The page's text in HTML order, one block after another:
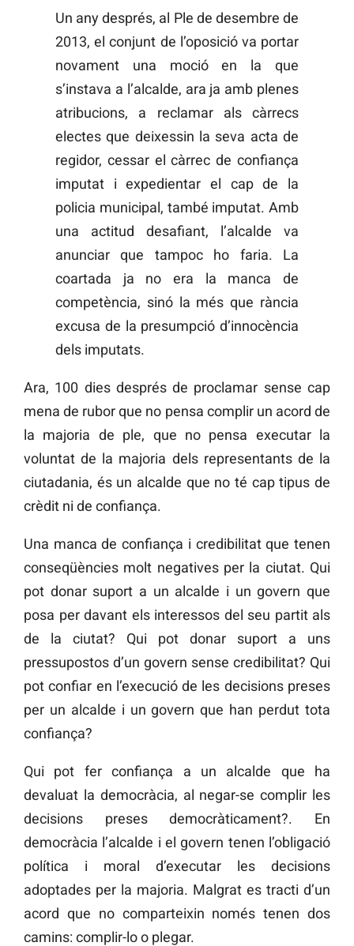
Un any després, al Ple de desembre de
2013, el conjunt de l’oposició va portar
novament una moció en la que
s’instava a l’alcalde, ara ja amb plenes
atribucions, a reclamar als càrrecs
electes que deixessin la seva acta de
regidor, cessar el càrrec de confiança
imputat i expedientar el cap de la
policia municipal, també imputat. Amb
una actitud desafiant, l’alcalde va
anunciar que tampoc ho faria. La
coartada ja no era la manca de
competència, sinó la més que rància
excusa de la presumpció d’innocència
dels imputats.
Ara, 100 dies després de proclamar sense cap
mena de rubor que no pensa complir un acord de
la majoria de ple, que no pensa executar la
voluntat de la majoria dels representants de la
ciutadania, és un alcalde que no té cap tipus de
crèdit ni de confiança.
Una manca de confiança i credibilitat que tenen
conseqüències molt negatives per la ciutat. Qui
pot donar suport a un alcalde i un govern que
posa per davant els interessos del seu partit als
de la ciutat? Qui pot donar suport a uns
pressupostos d’un govern sense credibilitat? Qui
pot confiar en l’execució de les decisions preses
per un alcalde i un govern que han perdut tota
confiança?
Qui pot fer confiança a un alcalde que ha
devaluat la democràcia, al negar-se complir les
decisions preses democràticament?. En
democràcia l’alcalde i el govern tenen l’obligació
política i moral d’executar les decisions
adoptades per la majoria. Malgrat es tracti d’un
acord que no comparteixin només tenen dos
camins: complir-lo o plegar.